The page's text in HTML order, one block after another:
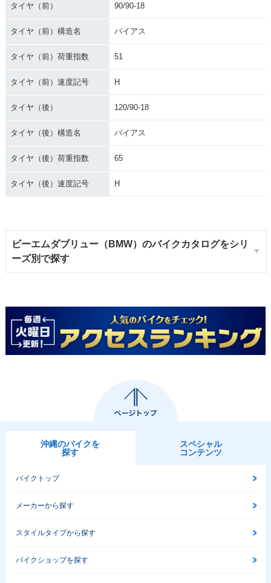
タイヤ（前） 90/90-18
タイヤ（前）構造名 バイアス
タイヤ（前）荷重指数 51
タイヤ（前）速度記号 H
タイヤ（後） 120/90-18
タイヤ（後）構造名 バイアス
タイヤ（後）荷重指数 65
タイヤ（後）速度記号 H
ビーエムダブリュー（BMW）のバイクカタログをシリ
ーズ別で探す
沖縄のバイクを
探す
スペシャル
コンテンツ
バイクトップ
メーカーから探す
スタイルタイプから探す
バイクショップを探す